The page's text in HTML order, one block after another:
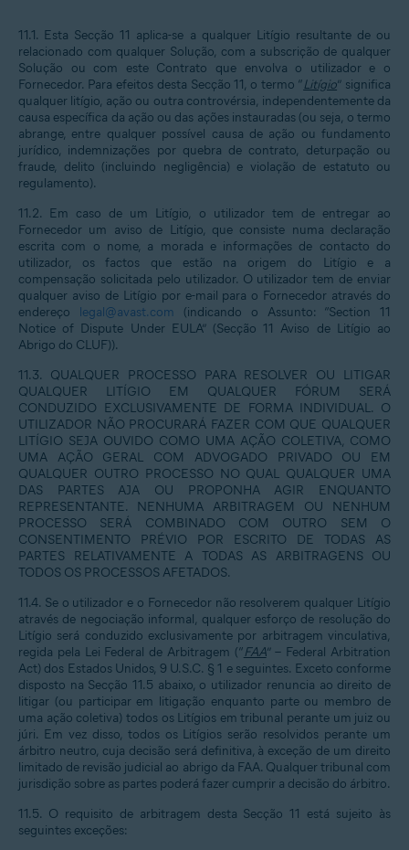
11.1. Esta Secção 11 aplica-se a qualquer Litígio resultante de ou
relacionado com qualquer Solução, com a subscrição de qualquer
Solução ou com este Contrato que envolva o utilizador e o
Fornecedor. Para efeitos desta Secção 11, o termo “Litígio” significa
qualquer litígio, ação ou outra controvérsia, independentemente da
causa específica da ação ou das ações instauradas (ou seja, o termo
abrange, entre qualquer possível causa de ação ou fundamento
jurídico, indemnizações por quebra de contrato, deturpação ou
fraude, delito (incluindo negligência) e violação de estatuto ou
regulamento).
11.2. Em caso de um Litígio, o utilizador tem de entregar ao
Fornecedor um aviso de Litígio, que consiste numa declaração
escrita com o nome, a morada e informações de contacto do
utilizador, os factos que estão na origem do Litígio e a
compensação solicitada pelo utilizador. O utilizador tem de enviar
qualquer aviso de Litígio por e-mail para o Fornecedor através do
endereço legal@avast.com (indicando o Assunto: “Section 11
Notice of Dispute Under EULA” (Secção 11 Aviso de Litígio ao
Abrigo do CLUF)).
11.3. QUALQUER PROCESSO PARA RESOLVER OU LITIGAR
QUALQUER LITÍGIO EM QUALQUER FÓRUM SERÁ
CONDUZIDO EXCLUSIVAMENTE DE FORMA INDIVIDUAL. O
UTILIZADOR NÃO PROCURARÁ FAZER COM QUE QUALQUER
LITÍGIO SEJA OUVIDO COMO UMA AÇÃO COLETIVA, COMO
UMA AÇÃO GERAL COM ADVOGADO PRIVADO OU EM
QUALQUER OUTRO PROCESSO NO QUAL QUALQUER UMA
DAS PARTES AJA OU PROPONHA AGIR ENQUANTO
REPRESENTANTE. NENHUMA ARBITRAGEM OU NENHUM
PROCESSO SERÁ COMBINADO COM OUTRO SEM O
CONSENTIMENTO PRÉVIO POR ESCRITO DE TODAS AS
PARTES RELATIVAMENTE A TODAS AS ARBITRAGENS OU
TODOS OS PROCESSOS AFETADOS.
11.4. Se o utilizador e o Fornecedor não resolverem qualquer Litígio
através de negociação informal, qualquer esforço de resolução do
Litígio será conduzido exclusivamente por arbitragem vinculativa,
regida pela Lei Federal de Arbitragem (“FAA” – Federal Arbitration
Act) dos Estados Unidos, 9 U.S.C. § 1 e seguintes. Exceto conforme
disposto na Secção 11.5 abaixo, o utilizador renuncia ao direito de
litigar (ou participar em litigação enquanto parte ou membro de
uma ação coletiva) todos os Litígios em tribunal perante um juiz ou
júri. Em vez disso, todos os Litígios serão resolvidos perante um
árbitro neutro, cuja decisão será definitiva, à exceção de um direito
limitado de revisão judicial ao abrigo da FAA. Qualquer tribunal com
jurisdição sobre as partes poderá fazer cumprir a decisão do árbitro.
11.5. O requisito de arbitragem desta Secção 11 está sujeito às
seguintes exceções: